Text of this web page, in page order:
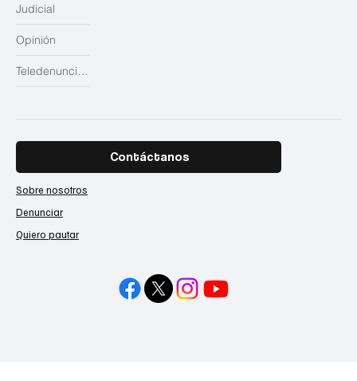
Judicial
Opinión
Teledenuncias
Contáctanos
Sobre nosotros
Denunciar
Quiero pautar